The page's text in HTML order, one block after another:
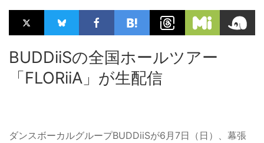
BUDDiiSの全国ホールツアー
「FLORiiA」が生配信
ダンスボーカルグループBUDDiiSが6月7日（日）、幕張